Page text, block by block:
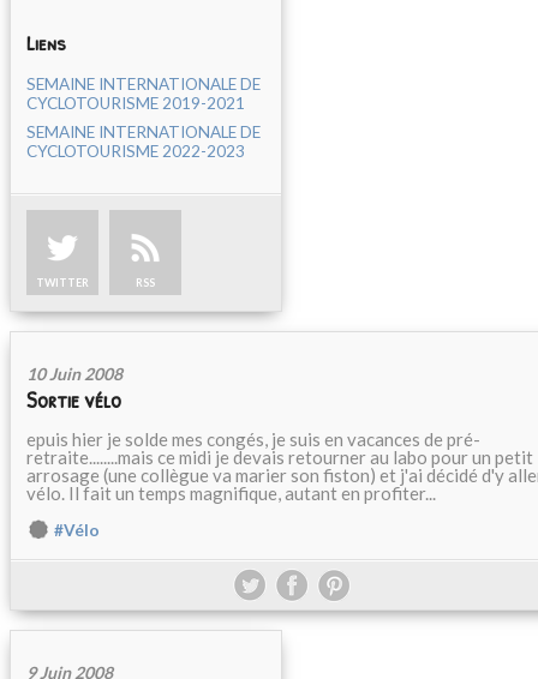
Liens
SEMAINE INTERNATIONALE DE
CYCLOTOURISME 2019-2021
SEMAINE INTERNATIONALE DE
CYCLOTOURISME 2022-2023
TWITTER RSS
10 Juin 2008
Sortie vélo
epuis hier je solde mes congés, je suis en vacances de pré-
retraite........mais ce midi je devais retourner au labo pour un petit
arrosage (une collègue va marier son fiston) et j'ai décidé d'y
vélo. Il fait un temps magnifique, autant en profiter...
#Vélo
9 Juin 2008